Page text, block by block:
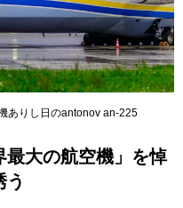
ありし日のantonov an-225
最大の航空機」を悼
う